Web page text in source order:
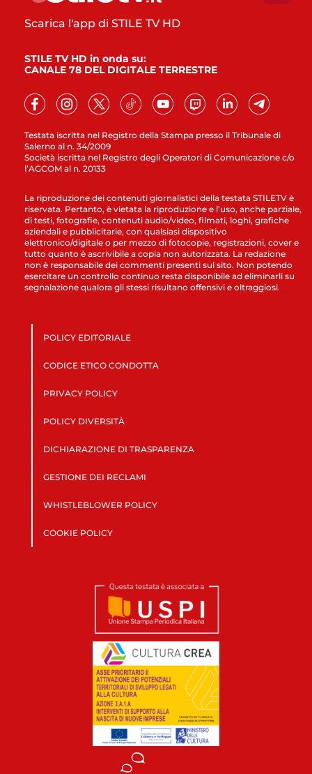
Testata iscritta nel Registro della Stampa presso il Tribunale di
Salerno al n. 34/2009
Società iscritta nel Registro degli Operatori di Comunicazione c/o
l’AGCOM al n. 20133
Scarica l'app di STILE TV HD
STILE TV HD in onda su:
CANALE 78 DEL DIGITALE TERRESTRE
La riproduzione dei contenuti giornalistici della testata STILETV è
riservata. Pertanto, è vietata la riproduzione e l’uso, anche parziale,
di testi, fotografie, contenuti audio/video, filmati, loghi, grafiche
aziendali e pubblicitarie, con qualsiasi dispositivo
elettronico/digitale o per mezzo di fotocopie, registrazioni, cover e
tutto quanto è ascrivibile a copia non autorizzata. La redazione
non è responsabile dei commenti presenti sul sito. Non potendo
esercitare un controllo continuo resta disponibile ad eliminarli su
segnalazione qualora gli stessi risultano offensivi e oltraggiosi.
POLICY EDITORIALE
CODICE ETICO CONDOTTA
PRIVACY POLICY
POLICY DIVERSITÀ
DICHIARAZIONE DI TRASPARENZA
GESTIONE DEI RECLAMI
WHISTLEBLOWER POLICY
COOKIE POLICY